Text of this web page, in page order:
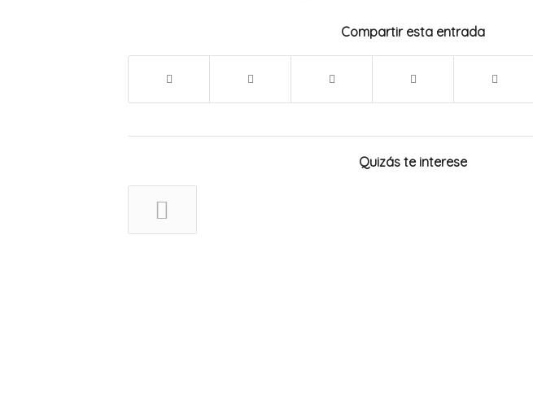
Compartir esta entrada
Quizás te interese